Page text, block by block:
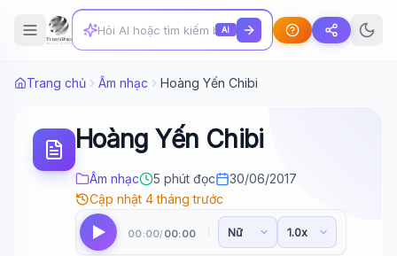
AI
Trang chủ Âm nhạc Hoàng Yến Chibi
Hoàng Yến Chibi
Âm nhạc 5 phút đọc
30/06/2017
Cập nhật 4 tháng trước
00:00/ 00:00